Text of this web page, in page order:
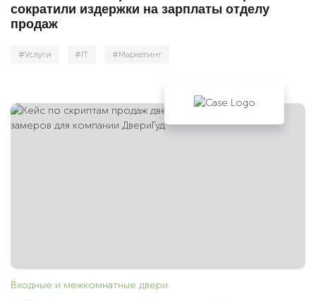
сократили издержки на зарплаты отделу
продаж
#Услуги #IT #Маркетинг
Входные и межкомнатные двери